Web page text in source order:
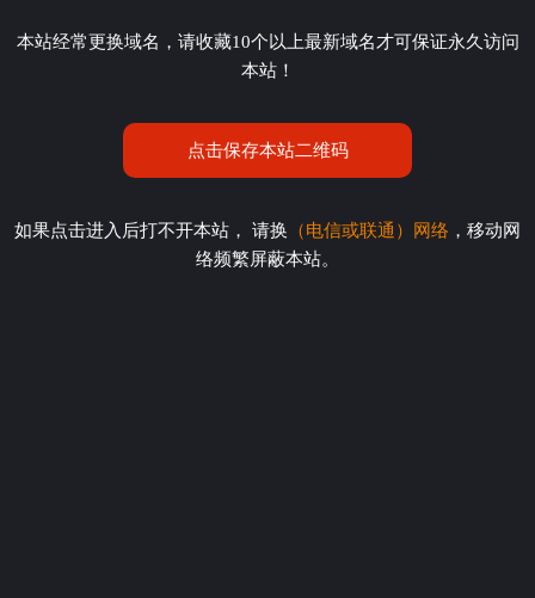
本站经常更换域名，请收藏10个以上最新域名才可保证永久访问
本站！
点击保存本站二维码
如果点击进入后打不开本站， 请换 （电信或联通）网络 ，移动网
络频繁屏蔽本站。